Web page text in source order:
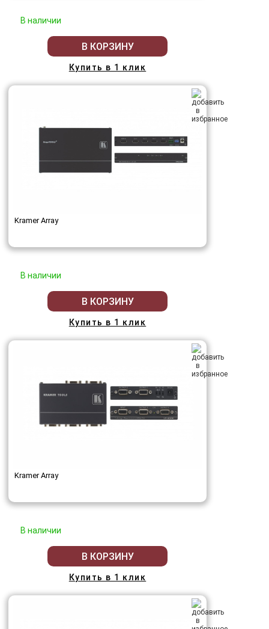
В наличии
В КОРЗИНУ
Купить в 1 клик
Kramer Array
В наличии
В КОРЗИНУ
Купить в 1 клик
Kramer Array
В наличии
В КОРЗИНУ
Купить в 1 клик